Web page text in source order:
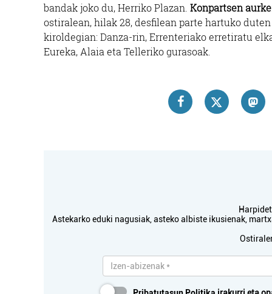
bandak joko du, Herriko Plazan. Konpartsen
ostiralean, hilak 28, desfilean parte hartuko
kiroldegian: Danza-rin, Errenteriako erretiratu
Eureka, Alaia eta Telleriko gurasoak.
Astekarko eduki nagusiak, asteko albiste ikusienak,